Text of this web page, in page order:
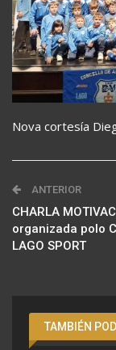
Nova cortesía
ANTERIOR
CHARLA
organizada polo
LAGO SPORT
TAMBIÉN